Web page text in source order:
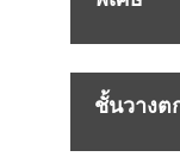
ชั้นวางต